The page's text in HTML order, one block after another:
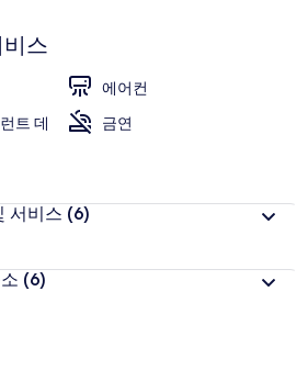
스
에어컨
트 데
금연
서비스 (6)
(6)